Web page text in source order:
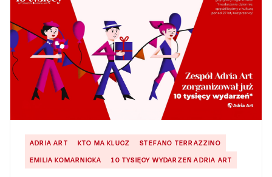
ADRIA ART KTO MA KLUCZ
STEFANO TERRAZZINO
EMILIA KOMARNICKA
10 TYSIĘCY WYDARZEŃ ADRIA ART